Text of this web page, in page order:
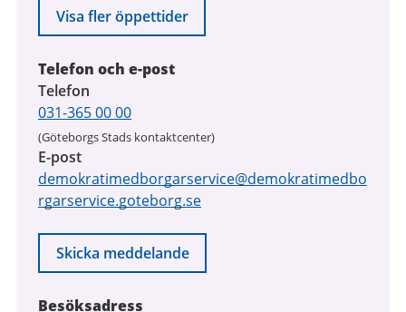
augusti
2026
Visa fler öppettider
Telefon och e-post
Telefon
031-365 00 00
(Göteborgs Stads kontaktcenter)
E-post
demokratimedborgarservice@demokratimedbo
rgarservice.goteborg.se
Skicka meddelande
Besöksadress